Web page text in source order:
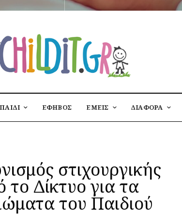
ΠΕΡΙΣΣΌΤΕΡΑ
ΠΑΙΔΙ ΕΦΗΒΟΣ ΕΜΕΙΣ ΔΙΑΦΟΡΑ
στιχουργικής
το Δίκτυο για τα
του Παιδιού